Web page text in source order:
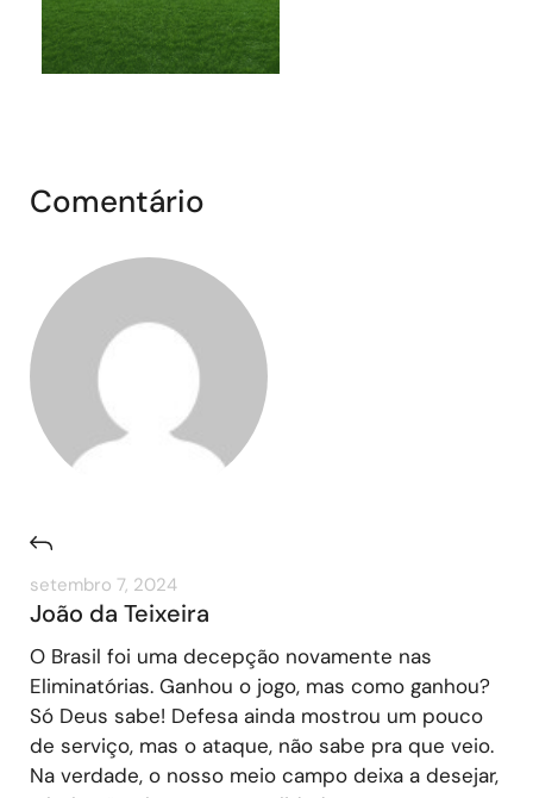
Comentário
setembro 7, 2024
João da Teixeira
O Brasil foi uma decepção novamente nas
Eliminatórias. Ganhou o jogo, mas como ganhou?
Só Deus sabe! Defesa ainda mostrou um pouco
de serviço, mas o ataque, não sabe pra que veio.
Na verdade, o nosso meio campo deixa a desejar,